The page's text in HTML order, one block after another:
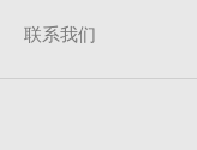
联系我们